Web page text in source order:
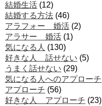
結婚生活 (12)
結婚する方法 (46)
アラフォー 婚活 (2)
アラサー 婚活 (1)
気になる人 (130)
好きな人 話せない (5)
うまく話せない (29)
気になる人へのアプローチ
アプローチ (56)
好きな人 アプローチ (23)